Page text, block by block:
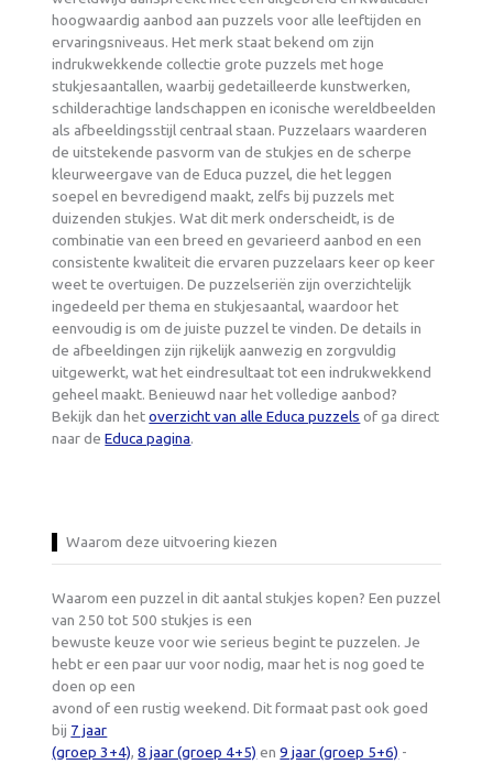
hoogwaardig aanbod aan puzzels voor alle leeftijden en
ervaringsniveaus. Het merk staat bekend om zijn
indrukwekkende collectie grote puzzels met hoge
stukjesaantallen, waarbij gedetailleerde kunstwerken,
schilderachtige landschappen en iconische wereldbeelden
als afbeeldingsstijl centraal staan. Puzzelaars waarderen
de uitstekende pasvorm van de stukjes en de scherpe
kleurweergave van de Educa puzzel, die het leggen
soepel en bevredigend maakt, zelfs bij puzzels met
duizenden stukjes. Wat dit merk onderscheidt, is de
combinatie van een breed en gevarieerd aanbod en een
consistente kwaliteit die ervaren puzzelaars keer op keer
weet te overtuigen. De puzzelseriën zijn overzichtelijk
ingedeeld per thema en stukjesaantal, waardoor het
eenvoudig is om de juiste puzzel te vinden. De details in
de afbeeldingen zijn rijkelijk aanwezig en zorgvuldig
uitgewerkt, wat het eindresultaat tot een indrukwekkend
geheel maakt. Benieuwd naar het volledige aanbod?
Bekijk dan hetoverzicht van alle Educa puzzels of ga direct
naar deEduca pagina.
Waarom deze uitvoering kiezen
Waarom een puzzel in dit aantal stukjes kopen? Een puzzel
van 250 tot 500 stukjes is een
bewuste keuze voor wie serieus begint te puzzelen. Je
hebt er een paar uur voor nodig, maar het is nog goed te
doen op een
avond of een rustig weekend. Dit formaat past ook goed
bij 7 jaar
(groep 3+4),8 jaar (groep 4+5) en9 jaar (groep 5+6) -